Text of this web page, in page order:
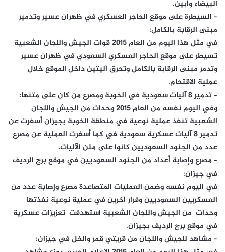
البيضاء وأبين.
– السيطرة على موقع الحاجر العسكري في ظهران عسير وتدمير
مبنى الرقابة بالكامل:
في مثل هذا اليوم من العام 2015 قوات الجيش واللجان الشعبية
تسيطر على موقع الحاجر العسكري السعودي في ظهران عسير
وتدمر مبنى الرقابة بالكامل وتحرق آليتين داخل الموقع خلال
عملية الاقتحام.
– تدمير 8 آليات سعودية في الخوبة ومصرع من كان على متنها:
وفي اليوم نفسه من العام 2015 وحدات من الجيش واللجان
الشعبية تنفذ عملية نوعية في منطقة الخوبة بجيزان أسفرت عن
تدمير 8 آليات عسكرية سعودية في كما أسفرت العملية عن مصرع
عدد من الجنود السعوديين كانوا على متن الآليات.
– مصرع وإصابة أعداد من الجنود السعوديين في موقع برج الرديف
في جيزان:
في اليوم نفسه وضمن العمليات المتصاعدة مصرع وإصابة عدد من
العسكريين السعوديين وفرار آخرين في عملية نوعية نفذتها
وحدات من الجيش واللجان الشعبية استهدفت تعزيزات عسكرية
في موقع برج الرديف بجيزان.
– مشاهد للجيش واللجان من قريتي قمر والخل في جيزان: